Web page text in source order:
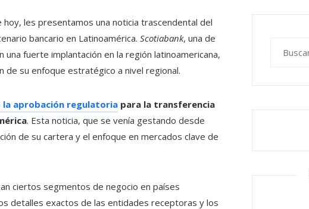
les presentamos una noticia trascendental del
bancario en Latinoamérica. Scotiabank, una de
fuerte implantación en la región latinoamericana,
de su enfoque estratégico a nivel regional.
aprobación regulatoria para la transferencia
. Esta noticia, que se venía gestando desde
de su cartera y el enfoque en mercados clave de
ciertos segmentos de negocio en países
detalles exactos de las entidades receptoras y los